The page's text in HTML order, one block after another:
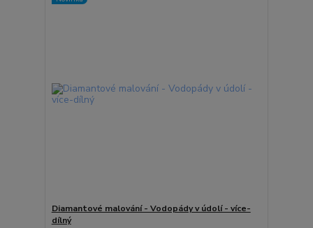
Diamantové malování - Vodopády v údolí - více-
dílný